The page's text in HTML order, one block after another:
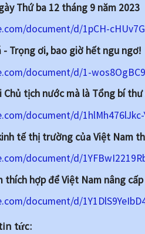
Thứ ba 12 tháng 9 năm 2023
document/d/1pCH-
- Trọng ơi, bao giờ hết ngu ngơ!
document/d/1-
Chủ tịch nước mà là Tổng bí
document/d/1hlMh476lJkc-
tế thị trường của Việt Nam
document/d/
thích hợp để Việt Nam nâng
document/d/
tức: